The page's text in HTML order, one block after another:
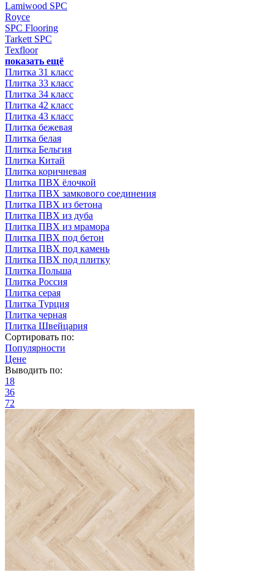
Lamiwood SPC
Royce
SPC Flooring
Tarkett SPC
Texfloor
показать ещё
Плитка 31 класс
Плитка 33 класс
Плитка 34 класс
Плитка 42 класс
Плитка 43 класс
Плитка бежевая
Плитка белая
Плитка Бельгия
Плитка Китай
Плитка коричневая
Плитка ПВХ ёлочкой
Плитка ПВХ замкового соединения
Плитка ПВХ из бетона
Плитка ПВХ из дуба
Плитка ПВХ из мрамора
Плитка ПВХ под бетон
Плитка ПВХ под камень
Плитка ПВХ под плитку
Плитка Польша
Плитка Россия
Плитка серая
Плитка Турция
Плитка черная
Плитка Швейцария
Сортировать по:
Популярности
Цене
Выводить по:
18
36
72